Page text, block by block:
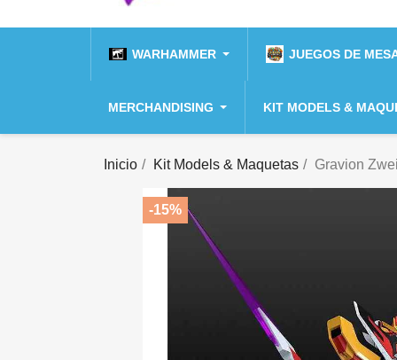
WARHAMMER JUEGOS DE
MERCHANDISING KIT MODELS &
Inicio Kit Models & Maquetas Gravion
-15%